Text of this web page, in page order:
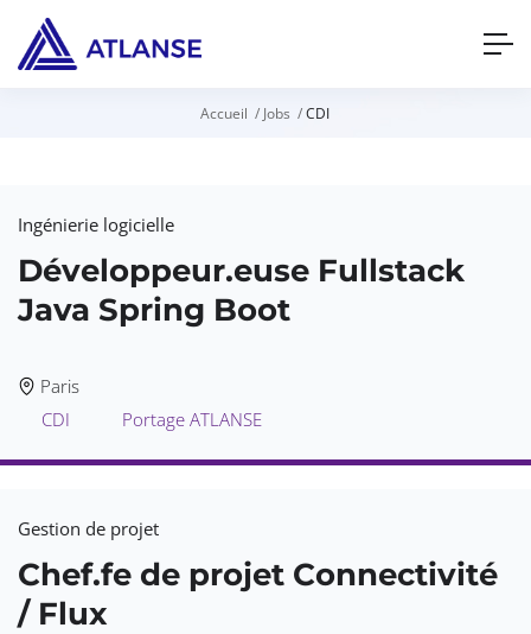
Accueil Jobs CDI
Ingénierie logicielle
Développeur.euse Fullstack
Java Spring Boot
Paris
CDI
Portage ATLANSE
Gestion de projet
Chef.fe de projet Connectivité
/ Flux